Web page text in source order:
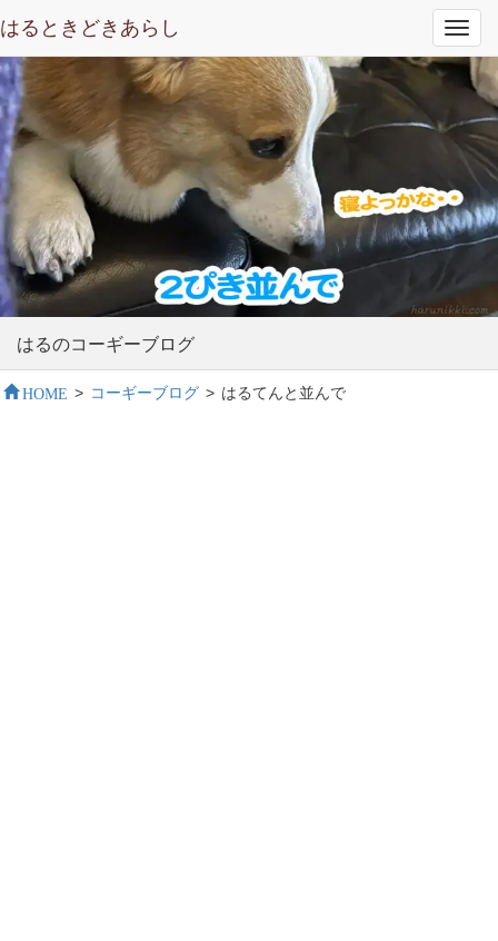
はるときどきあらし
はるのコーギーブログ
HOME > コーギーブログ > はるてんと並んで